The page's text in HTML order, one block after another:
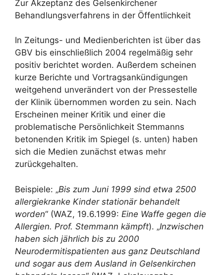
Zur Akzeptanz des Gelsenkirchener
Behandlungsverfahrens in der Öffentlichkeit
In Zeitungs- und Medienberichten ist über das
GBV bis einschließlich 2004 regelmäßig sehr
positiv berichtet worden. Außerdem scheinen
kurze Berichte und Vortragsankündigungen
weitgehend unverändert von der Pressestelle
der Klinik übernommen worden zu sein. Nach
Erscheinen meiner Kritik und einer die
problematische Persönlichkeit Stemmanns
betonenden Kritik im Spiegel (s. unten) haben
sich die Medien zunächst etwas mehr
zurückgehalten.
Beispiele: „Bis zum Juni 1999 sind etwa 2500
allergiekranke Kinder stationär behandelt
worden“ (WAZ, 19.6.1999: Eine Waffe gegen die
Allergien. Prof. Stemmann kämpft). „Inzwischen
haben sich jährlich bis zu 2000
Neurodermitispatienten aus ganz Deutschland
und sogar aus dem Ausland in Gelsenkirchen